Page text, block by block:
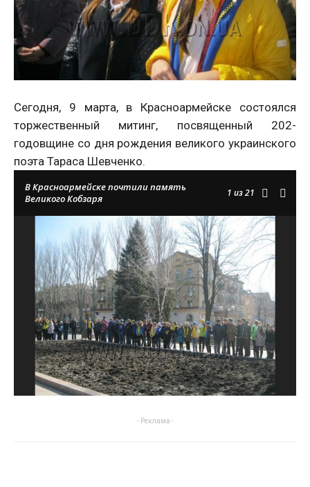
Сегодня, 9 марта, в Красноармейске состоялся
торжественный митинг, посвященный 202-
годовщине со дня рождения великого украинского
поэта Тараса Шевченко.
В Красноармейске почтили память
Великого Кобзаря
1 из 21
- Реклама -